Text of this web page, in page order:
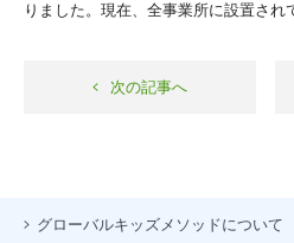
りました。現在、全事業所に設置され
次の記事へ
グローバルキッズメソッドについて